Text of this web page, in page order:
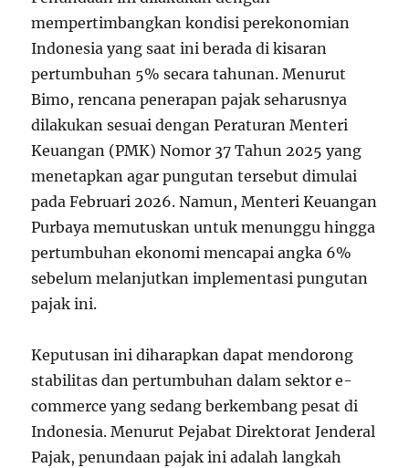
mempertimbangkan kondisi perekonomian
Indonesia yang saat ini berada di kisaran
pertumbuhan 5% secara tahunan. Menurut
Bimo, rencana penerapan pajak seharusnya
dilakukan sesuai dengan Peraturan Menteri
Keuangan (PMK) Nomor 37 Tahun 2025 yang
menetapkan agar pungutan tersebut dimulai
pada Februari 2026. Namun, Menteri Keuangan
Purbaya memutuskan untuk menunggu hingga
pertumbuhan ekonomi mencapai angka 6%
sebelum melanjutkan implementasi pungutan
pajak ini.
Keputusan ini diharapkan dapat mendorong
stabilitas dan pertumbuhan dalam sektor e-
commerce yang sedang berkembang pesat di
Indonesia. Menurut Pejabat Direktorat Jenderal
Pajak, penundaan pajak ini adalah langkah